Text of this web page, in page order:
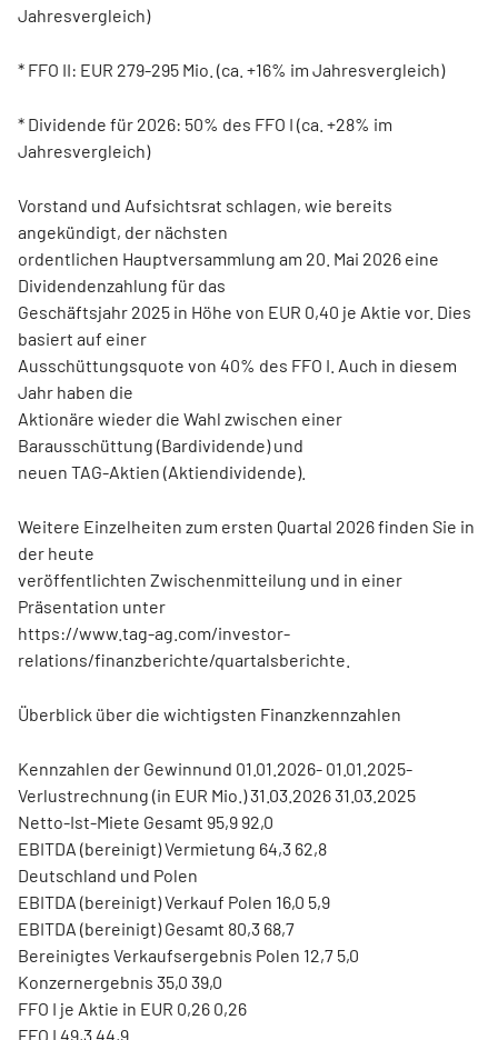
Jahresvergleich)
* FFO II: EUR 279-295 Mio. (ca. +16% im Jahresvergleich)
* Dividende für 2026: 50% des FFO I (ca. +28% im
Jahresvergleich)
Vorstand und Aufsichtsrat schlagen, wie bereits
angekündigt, der nächsten
ordentlichen Hauptversammlung am 20. Mai 2026 eine
Dividendenzahlung für das
Geschäftsjahr 2025 in Höhe von EUR 0,40 je Aktie vor. Dies
basiert auf einer
Ausschüttungsquote von 40% des FFO I. Auch in diesem
Jahr haben die
Aktionäre wieder die Wahl zwischen einer
Barausschüttung (Bardividende) und
neuen TAG-Aktien (Aktiendividende).
Weitere Einzelheiten zum ersten Quartal 2026 finden Sie in
der heute
veröffentlichten Zwischenmitteilung und in einer
Präsentation unter
https://www.tag-ag.com/investor-
relations/finanzberichte/quartalsberichte.
Überblick über die wichtigsten Finanzkennzahlen
Kennzahlen der Gewinnund 01.01.2026- 01.01.2025-
Verlustrechnung (in EUR Mio.) 31.03.2026 31.03.2025
Netto-Ist-Miete Gesamt 95,9 92,0
EBITDA (bereinigt) Vermietung 64,3 62,8
Deutschland und Polen
EBITDA (bereinigt) Verkauf Polen 16,0 5,9
EBITDA (bereinigt) Gesamt 80,3 68,7
Bereinigtes Verkaufsergebnis Polen 12,7 5,0
Konzernergebnis 35,0 39,0
FFO I je Aktie in EUR 0,26 0,26
FFO I 49,3 44,9